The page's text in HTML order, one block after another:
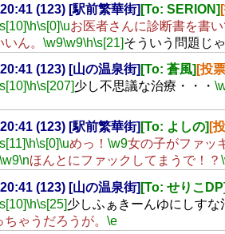
(123) [駅前繁華街] [To: SERION]
\h\s[0]\uお医者さんに診断書を書い
ん。 \w9\w9\h\s[21]そういう問題じ
(123) [山の温泉街] [To: 蒼風] [投
\h\s[207]少し不思議な治療・・・
(123) [駅前繁華街] [To: よしの] [
\h\s[0] \uめっ！ \w9女の子がファッ
\nほんとにファックしてまうで！？
(123) [山の温泉街] [To: せりこDP]
\h\s[25]少しふぁきーんゆにしすな
ちゃうだろうが。 \e